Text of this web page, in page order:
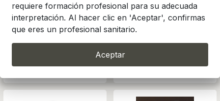
UNI-JET 75
CARENADO
UNI-JET 75 2V
requiere formación profesional para su adecuada
interpretación. Al hacer clic en 'Aceptar', confirmas
que eres un profesional sanitario.
Aceptar